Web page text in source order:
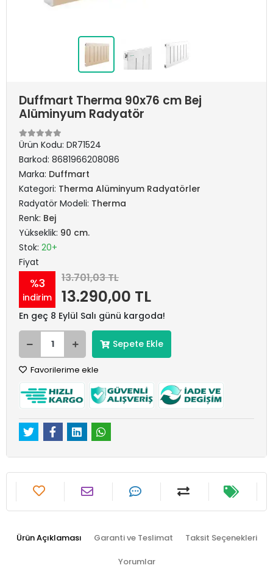
Duffmart Therma 90x76 cm Bej
Alüminyum Radyatör
Ürün Kodu: DR71524
Barkod: 8681966208086
Marka: Duffmart
Kategori: Therma Alüminyum Radyatörler
Radyatör Modeli: Therma
Renk: Bej
Yükseklik: 90 cm.
Stok: 20+
Fiyat
%3
indirim
13.701,03 TL
13.290,00 TL
En geç 8 Eylül Salı günü kargoda!
Sepete Ekle
Favorilerime ekle
Ürün Açıklaması Garanti ve Teslimat Taksit Seçenekleri
Yorumlar